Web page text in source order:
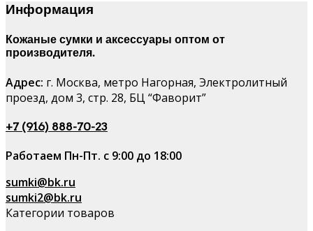
Информация
Кожаные сумки и аксессуары оптом от
производителя.
Адрес: г. Москва, метро Нагорная, Электролитный
проезд, дом 3, стр. 28, БЦ “Фаворит”
+7 (916) 888-70-23
Работаем Пн-Пт. с 9:00 до 18:00
sumki@bk.ru
sumki2@bk.ru
Категории товаров